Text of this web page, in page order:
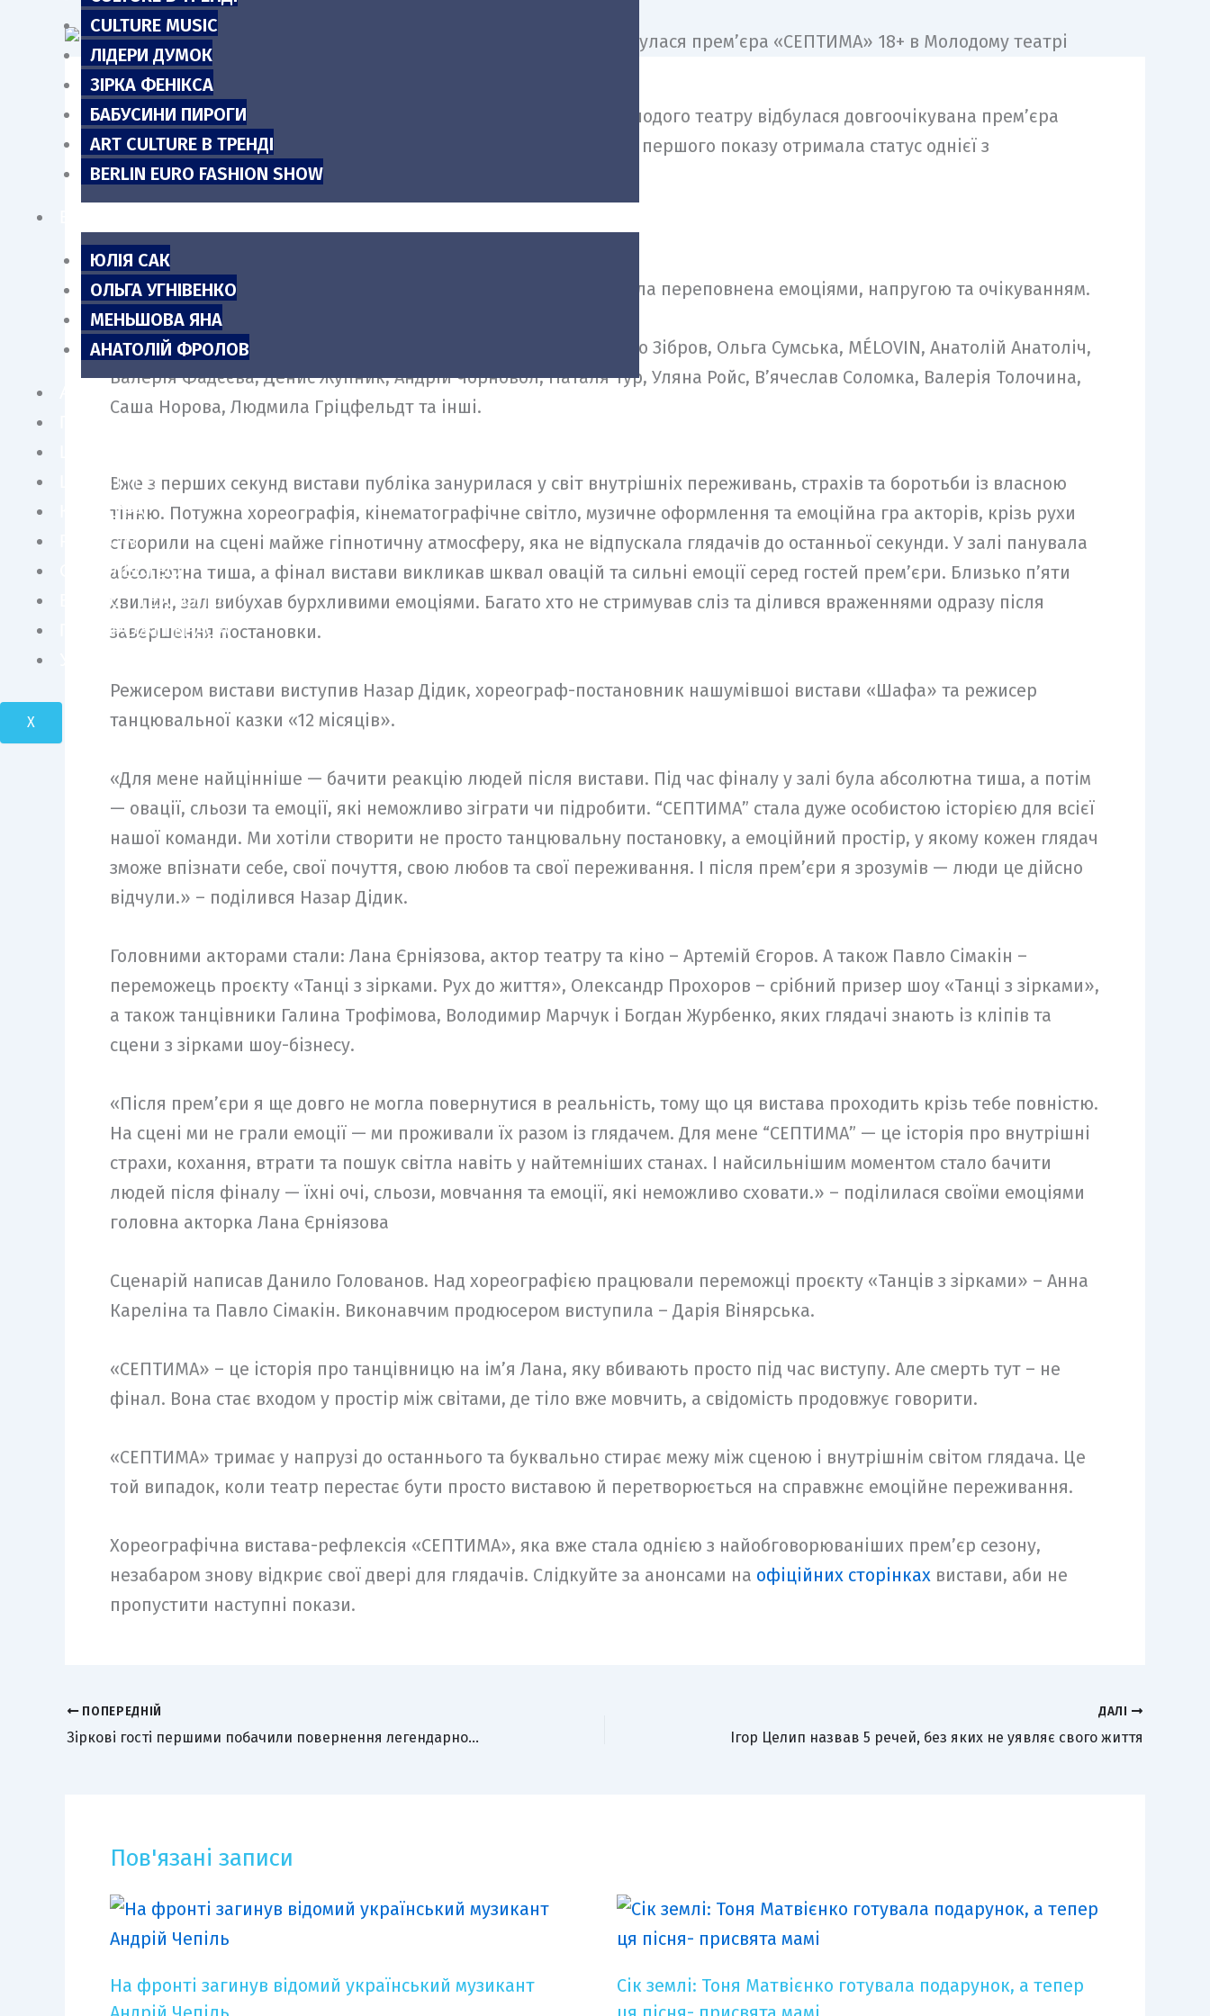
CULTURE MUSIC
ЛІДЕРИ ДУМОК
ЗІРКА ФЕНІКСА
БАБУСИНИ ПИРОГИ
ART CULTURE В ТРЕНДІ
BERLIN EURO FASHION SHOW
ЮЛІЯ САК
ОЛЬГА УГНІВЕНКО
МЕНЬШОВА ЯНА
АНАТОЛІЙ ФРОЛОВ
LIFE STYLE
КУЛЬТУРА
FASHION
СУСПІЛЬСТВО
БІЗНЕС І ТЕХНОЛОГІЇ
ПОДОРОЖІ І КРАСА
X
3 червня у стінах Київського національного академічного Молодого театру відбулася довгоочікувана премʼєра
хореографічної вистави-рефлексії «СЕПТИМА», яка вже після першого показу отримала статус однієї з
найгарячіших театральних премʼєр цього сезону.
Перший показ пройшов із повним sold out, глядацька зала була переповнена емоціями, напругою та очікуванням.
Подивитись першими виставу прийшли Віталій Кличко, Павло Зібров, Ольга Сумська, MÉLOVIN, Анатолій Анатоліч,
Валерія Фадєєва, Денис Жупник, Андрій Чорновол, Наталя Тур, Уляна Ройс, Вʼячеслав Соломка, Валерія Толочина,
Саша Норова, Людмила Гріцфельдт та інші.
Вже з перших секунд вистави публіка занурилася у світ внутрішніх переживань, страхів та боротьби із власною
тінню. Потужна хореографія, кінематографічне світло, музичне оформлення та емоційна гра акторів, крізь рухи
створили на сцені майже гіпнотичну атмосферу, яка не відпускала глядачів до останньої секунди. У залі панувала
абсолютна тиша, а фінал вистави викликав шквал овацій та сильні емоції серед гостей премʼєри. Близько пʼяти
хвилин, зал вибухав бурхливими емоціями. Багато хто не стримував сліз та ділився враженнями одразу після
завершення постановки.
Режисером вистави виступив Назар Дідик, хореограф-постановник нашумівшоі вистави «Шафа» та режисер
танцювальної казки «12 місяців».
«Для мене найцінніше — бачити реакцію людей після вистави. Під час фіналу у залі була абсолютна тиша, а потім
— овації, сльози та емоції, які неможливо зіграти чи підробити. “СЕПТИМА” стала дуже особистою історією для всієї
нашої команди. Ми хотіли створити не просто танцювальну постановку, а емоційний простір, у якому кожен глядач
зможе впізнати себе, свої почуття, свою любов та свої переживання. І після премʼєри я зрозумів — люди це дійсно
відчули.» – поділився Назар Дідик.
Головними акторами стали: Лана Єрніязова, актор театру та кіно – Артемій Єгоров. А також Павло Сімакін –
переможець проєкту «Танці з зірками. Рух до життя», Олександр Прохоров – срібний призер шоу «Танці з зірками»,
а також танцівники Галина Трофімова, Володимир Марчук і Богдан Журбенко, яких глядачі знають із кліпів та
сцени з зірками шоу-бізнесу.
«Після премʼєри я ще довго не могла повернутися в реальність, тому що ця вистава проходить крізь тебе повністю.
На сцені ми не грали емоції — ми проживали їх разом із глядачем. Для мене “СЕПТИМА” — це історія про внутрішні
страхи, кохання, втрати та пошук світла навіть у найтемніших станах. І найсильнішим моментом стало бачити
людей після фіналу — їхні очі, сльози, мовчання та емоції, які неможливо сховати.» – поділилася своїми емоціями
головна акторка Лана Єрніязова
Сценарій написав Данило Голованов. Над хореографією працювали переможці проєкту «Танців з зірками» – Анна
Кареліна та Павло Сімакін. Виконавчим продюсером виступила – Дарія Вінярська.
«СЕПТИМА» – це історія про танцівницю на ім’я Лана, яку вбивають просто під час виступу. Але смерть тут – не
фінал. Вона стає входом у простір між світами, де тіло вже мовчить, а свідомість продовжує говорити.
«СЕПТИМА» тримає у напрузі до останнього та буквально стирає межу між сценою і внутрішнім світом глядача. Це
той випадок, коли театр перестає бути просто виставою й перетворюється на справжнє емоційне переживання.
Хореографічна вистава-рефлексія «СЕПТИМА», яка вже стала однією з найобговорюваніших премʼєр сезону,
незабаром знову відкриє свої двері для глядачів. Слідкуйте за анонсами на офіційних сторінках вистави, аби не
пропустити наступні покази.
ПОПЕРЕДНІЙ
Зіркові гості першими побачили повернення легендарної комедії «Дуже страшне кіно» на великих екранах
ДАЛІ
Ігор Целип назвав 5 речей, без яких не уявляє свого життя
Пов'язані записи
На фронті загинув відомий український музикант
Сік землі: Тоня Матвієнко готувала подарунок, а тепер